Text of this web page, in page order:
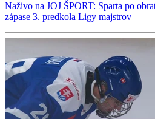
Naživo na JOJ ŠPORT: Sparta po
zápase 3. predkola Ligy majstrov